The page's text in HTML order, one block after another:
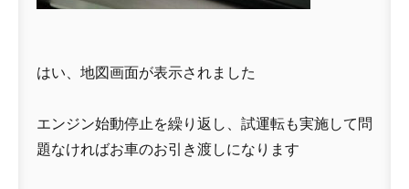
はい、地図画面が表示されました
エンジン始動停止を繰り返し、試運転も実施して問
題なければお車のお引き渡しになります